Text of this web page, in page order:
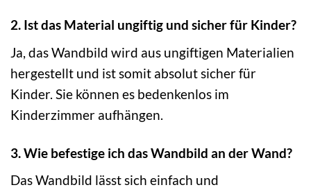
2. Ist das Material ungiftig und sicher für Kinder?
Ja, das Wandbild wird aus ungiftigen Materialien
hergestellt und ist somit absolut sicher für
Kinder. Sie können es bedenkenlos im
Kinderzimmer aufhängen.
3. Wie befestige ich das Wandbild an der Wand?
Das Wandbild lässt sich einfach und